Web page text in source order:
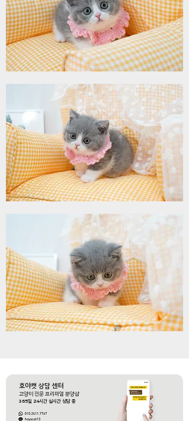
호야캣 상담 센터
​고양이 전문 프리미엄 분양샵
365일 24시간 실시간 상담 중